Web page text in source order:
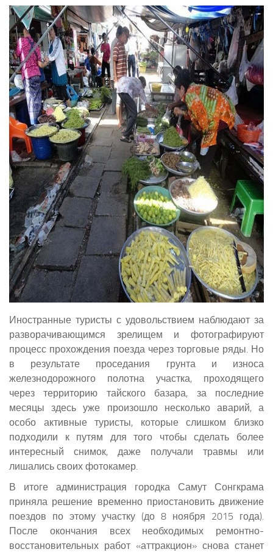
Иностранные туристы с удовольствием наблюдают за
разворачивающимся зрелищем и фотографируют
процесс прохождения поезда через торговые ряды. Но
в результате проседания грунта и износа
железнодорожного полотна участка, проходящего
через территорию тайского базара, за последние
месяцы здесь уже произошло несколько аварий, а
особо активные туристы, которые слишком близко
подходили к путям для того чтобы сделать более
интересный снимок, даже получали травмы или
лишались своих фотокамер.
В итоге администрация городка Самут Сонгкрама
приняла решение временно приостановить движение
поездов по этому участку (до 8 ноября 2015 года).
После окончания всех необходимых ремонтно-
восстановительных работ «аттракцион» снова станет